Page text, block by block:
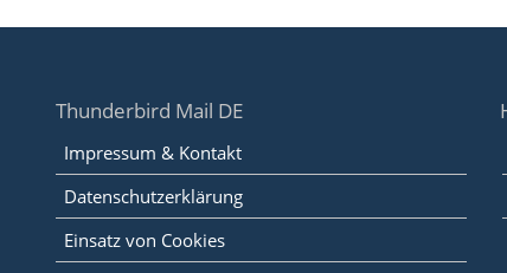
Thunderbird Mail DE
Impressum & Kontakt
Datenschutzerklärung
Einsatz von Cookies